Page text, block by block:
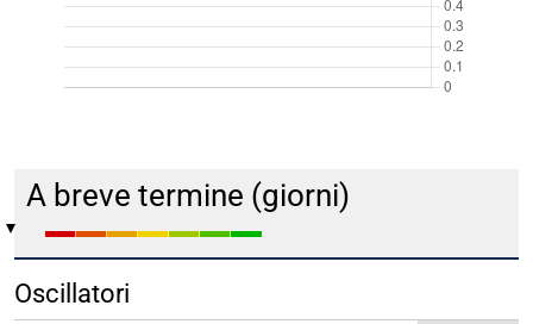
A breve termine (giorni)
Oscillatori